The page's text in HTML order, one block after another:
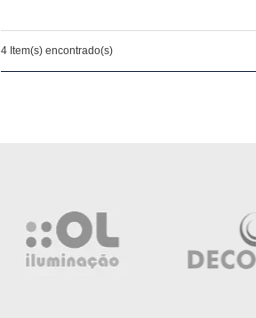
4 Item(s) encontrado(s)